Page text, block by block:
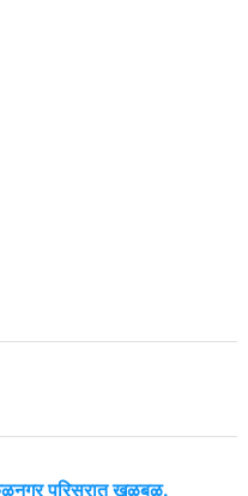
परिसरात खळबळ.